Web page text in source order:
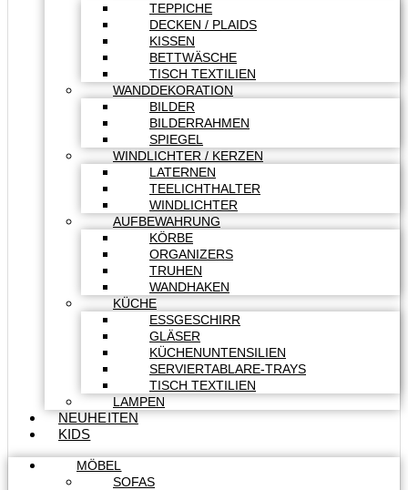
TEPPICHE
DECKEN / PLAIDS
KISSEN
BETTWÄSCHE
TISCH TEXTILIEN
WANDDEKORATION
BILDER
BILDERRAHMEN
SPIEGEL
WINDLICHTER / KERZEN
LATERNEN
TEELICHTHALTER
WINDLICHTER
AUFBEWAHRUNG
KÖRBE
ORGANIZERS
TRUHEN
WANDHAKEN
KÜCHE
ESSGESCHIRR
GLÄSER
KÜCHENUNTENSILIEN
SERVIERTABLARE-TRAYS
TISCH TEXTILIEN
LAMPEN
NEUHEITEN
KIDS
MÖBEL
SOFAS